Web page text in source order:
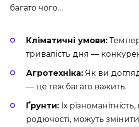
багато чого…
Кліматичні умови:
тривалість дня —
Агротехніка: Як ви
— це теж багато важить.
Ґрунти: Їх
родючості, можуть